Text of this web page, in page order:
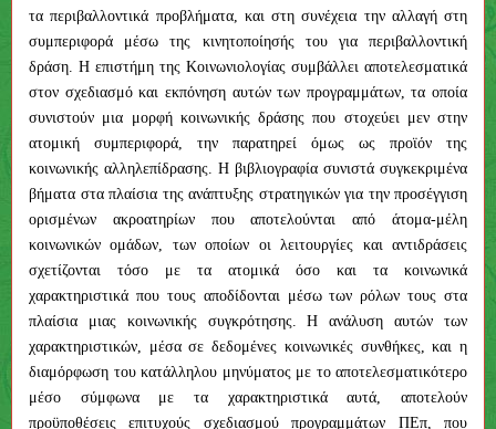
τα περιβαλλοντικά προβλήματα, και στη συνέχεια την αλλαγή στη
συμπεριφορά μέσω της κινητοποίησής του για περιβαλλοντική
δράση. Η επιστήμη της Κοινωνιολογίας συμβάλλει αποτελεσματικά
στον σχεδιασμό και εκπόνηση αυτών των προγραμμάτων, τα οποία
συνιστούν μια μορφή κοινωνικής δράσης που στοχεύει μεν στην
ατομική συμπεριφορά, την παρατηρεί όμως ως προϊόν της
κοινωνικής αλληλεπίδρασης. Η βιβλιογραφία συνιστά συγκεκριμένα
βήματα στα πλαίσια της ανάπτυξης στρατηγικών για την προσέγγιση
ορισμένων ακροατηρίων που αποτελούνται από άτομα-μέλη
κοινωνικών ομάδων, των οποίων οι λειτουργίες και αντιδράσεις
σχετίζονται τόσο με τα ατομικά όσο και τα κοινωνικά
χαρακτηριστικά που τους αποδίδονται μέσω των ρόλων τους στα
πλαίσια μιας κοινωνικής συγκρότησης. Η ανάλυση αυτών των
χαρακτηριστικών, μέσα σε δεδομένες κοινωνικές συνθήκες, και η
διαμόρφωση του κατάλληλου μηνύματος με το αποτελεσματικότερο
μέσο σύμφωνα με τα χαρακτηριστικά αυτά, αποτελούν
προϋποθέσεις επιτυχούς σχεδιασμού προγραμμάτων ΠΕπ, που